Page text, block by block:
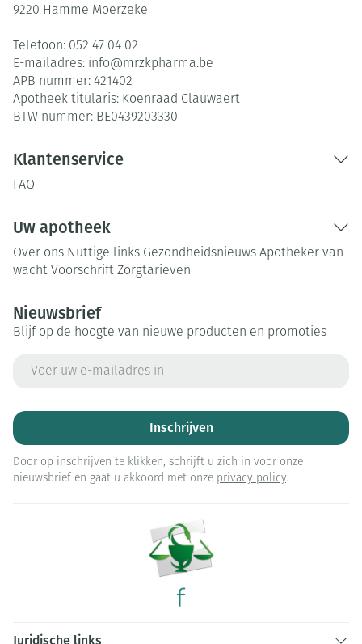
9220 Hamme Moerzeke
Telefoon: 052 47 04 02
E-mailadres: info@mrzkpharma.be
APB nummer: 421402
Apotheek titularis: Koenraad Clauwaert
BTW nummer: BE0439203330
Klantenservice
FAQ
Uw apotheek
Over ons Nuttige links Gezondheidsnieuws Apotheker van
wacht Voorschrift Zorgtarieven
Nieuwsbrief
Blijf op de hoogte van nieuwe producten en promoties
Inschrijven
Door op inschrijven te klikken, schrijft u zich in voor onze
nieuwsbrief en gaat u akkoord met onze privacy policy.
Juridische links